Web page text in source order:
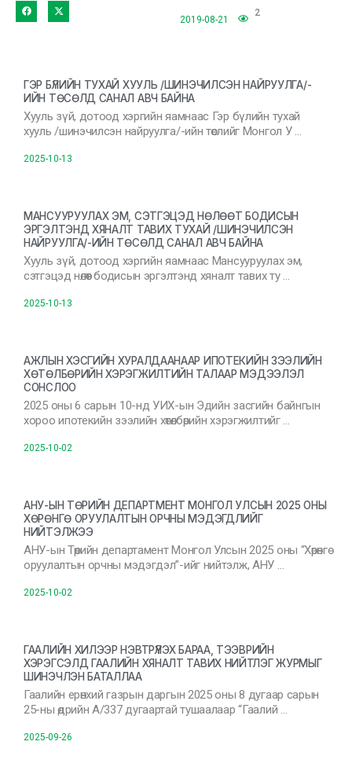
2019-08-21
2
ГЭР БҮЛИЙН ТУХАЙ ХУУЛЬ /ШИНЭЧИЛСЭН НАЙРУУЛГА/-
ИЙН ТӨСӨЛД САНАЛ АВЧ БАЙНА
Хууль зүй, дотоод хэргийн яамнаас Гэр бүлийн тухай
хууль /шинэчилсэн найруулга/-ийн төслийг Монгол У …
2025-10-13
МАНСУУРУУЛАХ ЭМ, СЭТГЭЦЭД НӨЛӨӨТ БОДИСЫН
ЭРГЭЛТЭНД ХЯНАЛТ ТАВИХ ТУХАЙ /ШИНЭЧИЛСЭН
НАЙРУУЛГА/-ИЙН ТӨСӨЛД САНАЛ АВЧ БАЙНА
Хууль зүй, дотоод хэргийн яамнаас Мансууруулах эм,
сэтгэцэд нөлөөт бодисын эргэлтэнд хяналт тавих ту …
2025-10-13
АЖЛЫН ХЭСГИЙН ХУРАЛДААНААР ИПОТЕКИЙН ЗЭЭЛИЙН
ХӨТӨЛБӨРИЙН ХЭРЭГЖИЛТИЙН ТАЛААР МЭДЭЭЛЭЛ
СОНСЛОО
2025 оны 6 сарын 10-нд УИХ-ын Эдийн засгийн байнгын
хороо ипотекийн зээлийн хөтөлбөрийн хэрэгжилтийг …
2025-10-02
АНУ-ЫН ТӨРИЙН ДЕПАРТМЕНТ МОНГОЛ УЛСЫН 2025 ОНЫ
ХӨРӨНГӨ ОРУУЛАЛТЫН ОРЧНЫ МЭДЭГДЛИЙГ
НИЙТЭЛЖЭЭ
АНУ-ын Төрийн департамент Монгол Улсын 2025 оны “Хөрөнгө
оруулалтын орчны мэдэгдэл”-ийг нийтэлж, АНУ …
2025-10-02
ГААЛИЙН ХИЛЭЭР НЭВТРҮҮЛЭХ БАРАА, ТЭЭВРИЙН
ХЭРЭГСЭЛД ГААЛИЙН ХЯНАЛТ ТАВИХ НИЙТЛЭГ ЖУРМЫГ
ШИНЭЧЛЭН БАТАЛЛАА
Гаалийн ерөнхий газрын даргын 2025 оны 8 дугаар сарын
25-ны өдрийн А/337 дугаартай тушаалаар “Гаалий …
2025-09-26